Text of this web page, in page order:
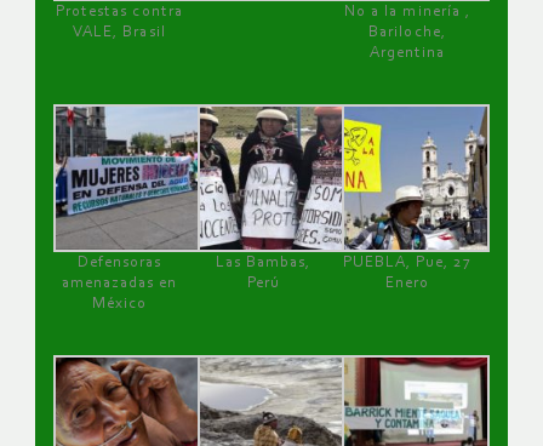
Protestas contra
VALE, Brasil
No a la minería ,
Bariloche,
Argentina
Defensoras
amenazadas en
México
Las Bambas,
Perú
PUEBLA, Pue, 27
Enero